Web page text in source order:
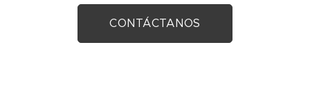
CONTÁCTANOS